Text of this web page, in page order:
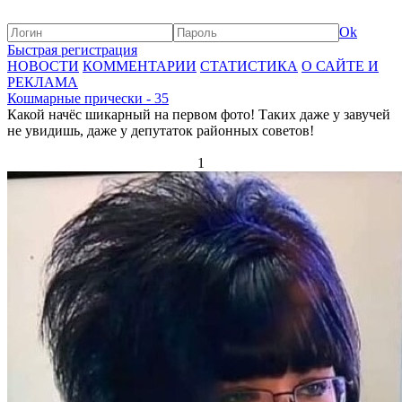
Ok
Быстрая регистрация
НОВОСТИ КОММЕНТАРИИ СТАТИСТИКА О САЙТЕ И
РЕКЛАМА
Кошмарные прически - 35
Какой начёс шикарный на первом фото! Таких даже у завучей
не увидишь, даже у депутаток районных советов!
1